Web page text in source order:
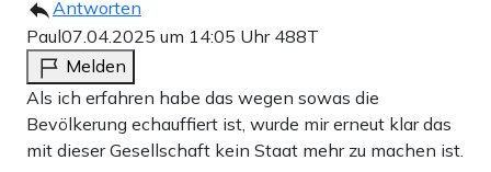
Antworten
Paul07.04.2025 um 14:05 Uhr 488T
Melden
Als ich erfahren habe das wegen sowas die
Bevölkerung echauffiert ist, wurde mir erneut klar das
mit dieser Gesellschaft kein Staat mehr zu machen ist.